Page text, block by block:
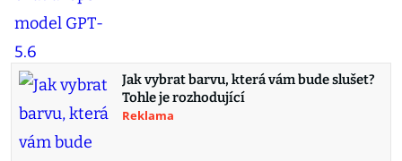
Jak vybrat barvu, která vám bude slušet?
Tohle je rozhodující
Reklama